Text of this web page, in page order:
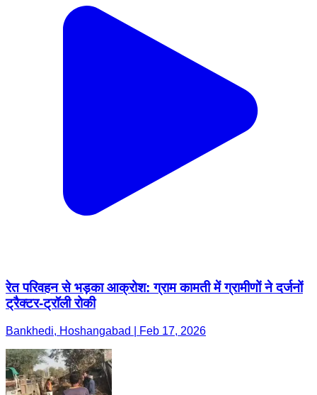
रेत परिवहन से भड़का आक्रोश: ग्राम कामती में ग्रामीणों ने दर्जनों
ट्रैक्टर-ट्रॉली रोकी
Bankhedi, Hoshangabad | Feb 17, 2026